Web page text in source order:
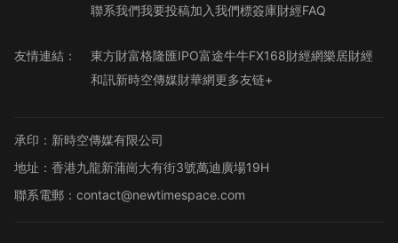
聯系我們我要投稿加入我們標簽庫財經FAQ
友情連結： 東方財富格隆匯IPO富途牛牛FX168財經網樂居財經
和訊新時空傳媒財華網更多友链+
承印：新時空傳媒有限公司
地址：香港九龍新蒲崗大有街3號萬迪廣場19H
聯系電郵：contact@newtimespace.com